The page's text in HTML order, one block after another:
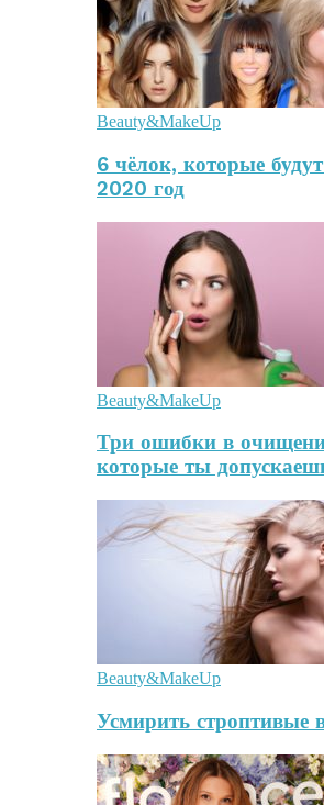
Beauty&MakeUp
6 чёлок, которые
2020 год
Beauty&MakeUp
Три ошибки в
которые ты
Beauty&MakeUp
Усмирить строптивые